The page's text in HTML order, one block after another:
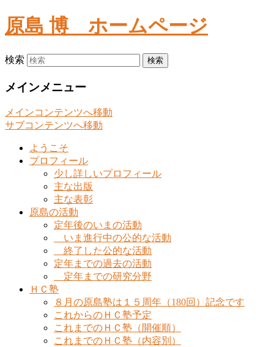
原島 博 ホームページ
検索
メインメニュー
メインコンテンツへ移動
サブコンテンツへ移動
ようこそ
プロフィール
少し詳しいプロフィール
主な出版
主な表彰
原島の活動
定年後のいまの活動
いま進行中の公的な活動
終了した公的な活動
定年までの過去の活動
定年までの研究分野
ＨＣ塾
８月の原島塾は１５周年（180回）記念です
これからのＨＣ塾予定
これまでのＨＣ塾（開催順）
これまでのＨＣ塾（内容別）